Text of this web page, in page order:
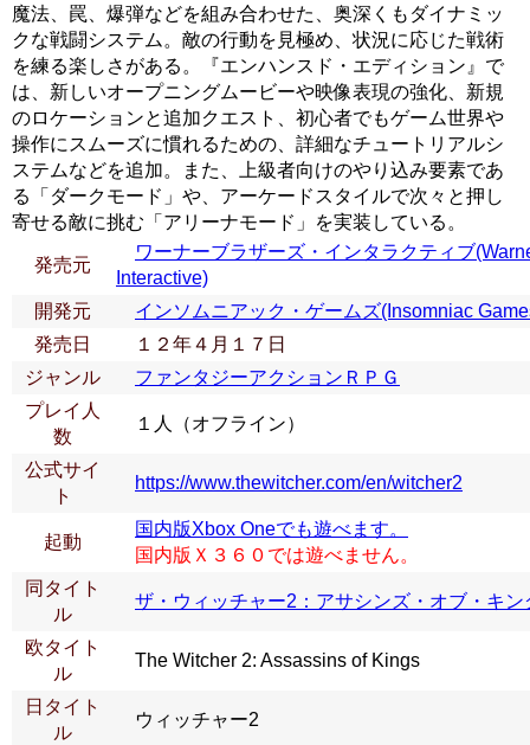
魔法、罠、爆弾などを組み合わせた、奥深くもダイナミッ
クな戦闘システム。敵の行動を見極め、状況に応じた戦術
を練る楽しさがある。『エンハンスド・エディション』で
は、新しいオープニングムービーや映像表現の強化、新規
のロケーションと追加クエスト、初心者でもゲーム世界や
操作にスムーズに慣れるための、詳細なチュートリアルシ
ステムなどを追加。また、上級者向けのやり込み要素であ
る「ダークモード」や、アーケードスタイルで次々と押し
寄せる敵に挑む「アリーナモード」を実装している。
発売元
ワーナーブラザーズ・インタラクティブ
Interactive)
開発元
インソムニアック・ゲームズ(Insomniac
発売日
１２年４月１７日
ジャンル
ファンタジーアクションＲＰＧ
プレイ人
数
１人（オフライン）
公式サイ
ト
https://www.thewitcher.com/en/witcher2
起動
国内版Xbox Oneでも遊べます。
国内版Ｘ３６０では遊べません。
同タイト
ル
ザ・ウィッチャー2：アサシンズ・オブ・キン
欧タイト
ル
The Witcher 2: Assassins of Kings
日タイト
ル
ウィッチャー2